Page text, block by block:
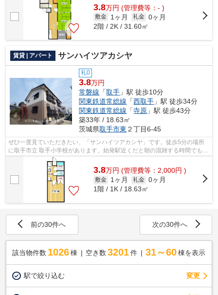
3.8万円 (管理費等：- )
敷金 1ヶ月 礼金 0ヶ月
2階 / 2K / 31.60㎡
賃貸 | アパート サンハイツアカシヤ
礼0
3.8万円
常磐線 「取手 」駅 徒歩10分
関東鉄道常総線 「西取手 」駅 徒歩34分
関東鉄道常総線 「寺原 」駅 徒歩43分
築33年 / 18.63㎡
茨城県取手市東 ２丁目6-45
ぜひ一度見ていただきたい、「サンハイツアカシヤ」です。徒歩5分の場所
に取手市立 取手小学校があります。始発駅近くだと朝の混雑する時間でも電
車に座りやすいです。好評の駅近物件...
3.8万円 (管理費等：2,000円 )
敷金 1ヶ月 礼金 0ヶ月
1階 / 1K / 18.63㎡
前の30件へ 次の30件へ
該当物件数 1026棟 空き数 3201 件 31～60 棟を表示
駅で絞り込む 変更